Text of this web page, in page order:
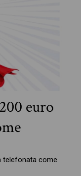
euro
telefonata come